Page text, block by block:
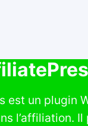
est un plugin
l’affiliation.